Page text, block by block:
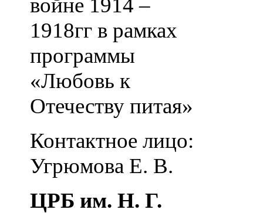
войне 1914 –
1918гг в рамках
программы
«Любовь к
Отечеству питая»
Контактное лицо:
Угрюмова Е. В.
ЦРБ им. Н. Г.